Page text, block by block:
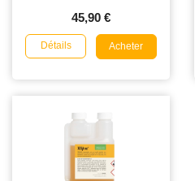
45,90 €
Détails Acheter